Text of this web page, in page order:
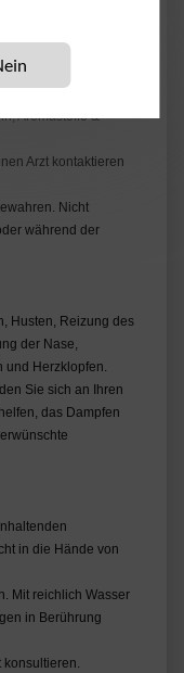
Aromastoffe &
Arzt kontaktieren
Nicht
während der
Husten, Reizung des
der Nase,
und Herzklopfen.
Sie sich an Ihren
das Dampfen
in die Hände von
Mit reichlich Wasser
in Berührung
konsultieren.